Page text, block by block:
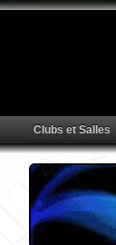
Clubs et Salles